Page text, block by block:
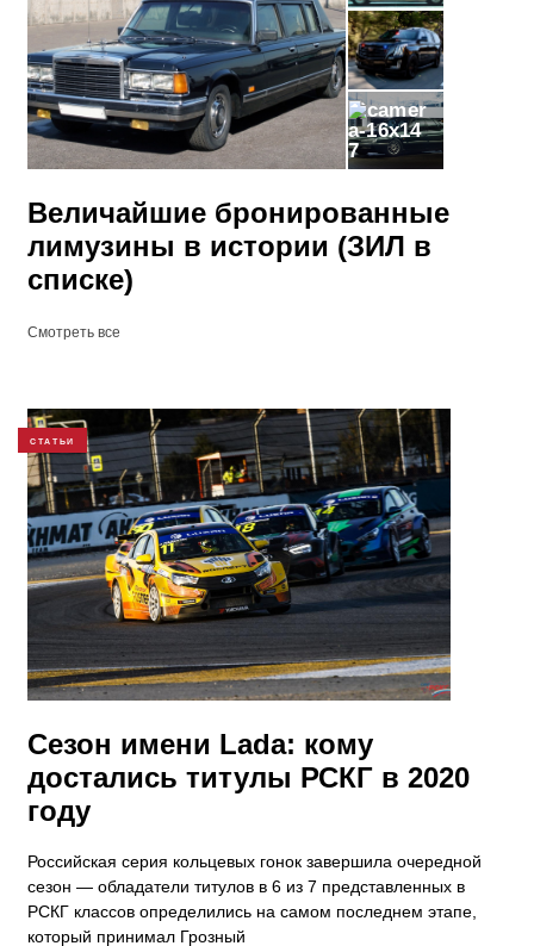
7
Величайшие бронированные
лимузины в истории (ЗИЛ в
списке)
Смотреть все
СТАТЬИ
​Сезон имени Lada: кому
достались титулы РСКГ в 2020
году
Российская серия кольцевых гонок завершила очередной
сезон — обладатели титулов в 6 из 7 представленных в
РСКГ классов определились на самом последнем этапе,
который принимал Грозный